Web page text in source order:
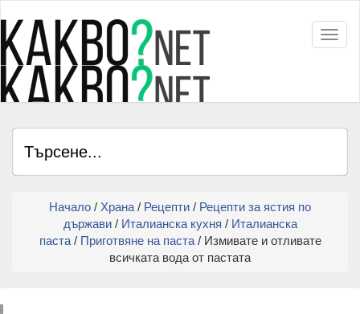
Начало / Храна / Рецепти / Рецепти за ястия по
държави/ Италианска кухня / Италианска
паста/ Приготвяне на паста/ Измивате и отливате
всичката вода от пастата